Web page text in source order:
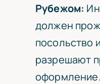
Рубежом:
должен
посольство
разрешают